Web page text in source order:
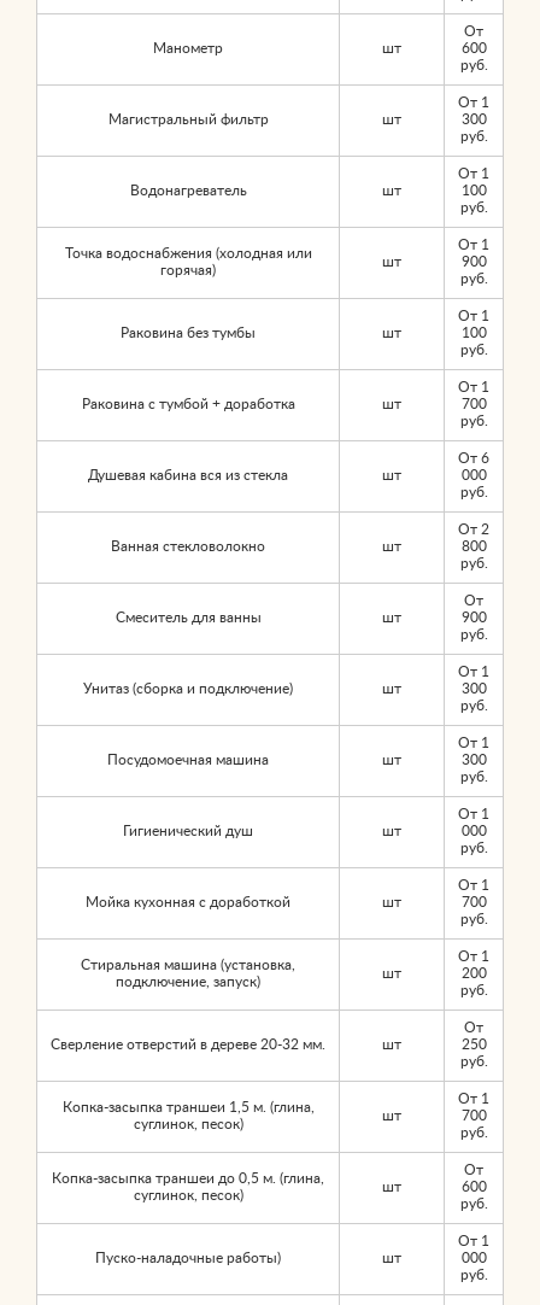
Манометр шт
От
600
руб.
Магистральный фильтр шт
От 1
300
руб.
Водонагреватель шт
От 1
100
руб.
Точка водоснабжения (холодная или
горячая)
шт
От 1
900
руб.
Раковина без тумбы шт
От 1
100
руб.
Раковина с тумбой + доработка шт
От 1
700
руб.
Душевая кабина вся из стекла шт
От 6
000
руб.
Ванная стекловолокно шт
От 2
800
руб.
Смеситель для ванны шт
От
900
руб.
Унитаз (сборка и подключение) шт
От 1
300
руб.
Посудомоечная машина шт
От 1
300
руб.
Гигиенический душ шт
От 1
000
руб.
Мойка кухонная с доработкой шт
От 1
700
руб.
Стиральная машина (установка,
подключение, запуск)
шт
От 1
200
руб.
Сверление отверстий в дереве 20-32 мм. шт
От
250
руб.
Копка-засыпка траншеи 1,5 м. (глина,
суглинок, песок)
шт
От 1
700
руб.
Копка-засыпка траншеи до 0,5 м. (глина,
суглинок, песок)
шт
От
600
руб.
Пуско-наладочные работы) шт
От 1
000
руб.